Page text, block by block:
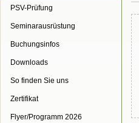
PSV-Prüfung
Seminarausrüstung
Buchungsinfos
Downloads
So finden Sie uns
Zertifikat
Flyer/Programm 2026